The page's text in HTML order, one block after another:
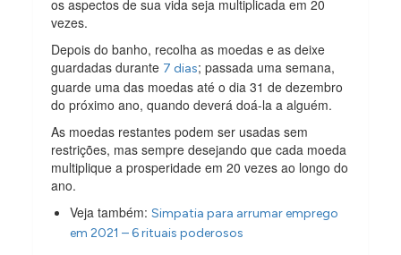
os aspectos de sua vida seja multiplicada em 20
vezes.
Depois do banho, recolha as moedas e as deixe
guardadas durante 7 dias; passada uma semana,
guarde uma das moedas até o dia 31 de dezembro
do próximo ano, quando deverá doá-la a alguém.
As moedas restantes podem ser usadas sem
restrições, mas sempre desejando que cada moeda
multiplique a prosperidade em 20 vezes ao longo do
ano.
Veja também:Simpatia para arrumar emprego
em 2021 – 6 rituais poderosos